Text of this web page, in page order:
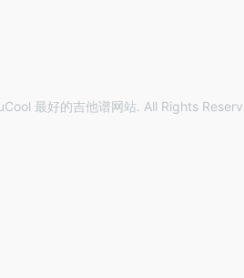
最好的吉他谱网站. All Rights